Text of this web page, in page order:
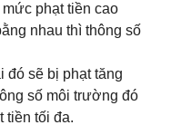
phạt tiền cao
nhau thì thông số
đó sẽ bị phạt tăng
số môi trường đó
tiền tối đa.